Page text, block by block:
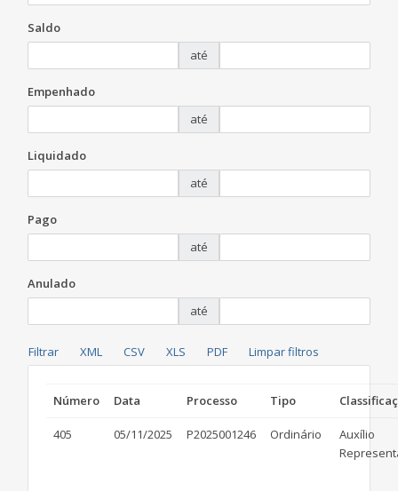
Saldo
até
Empenhado
até
Liquidado
até
Pago
até
Anulado
até
Número Data Processo Tipo
405 05/11/2025 P2025001246 Ordinário
Auxílio